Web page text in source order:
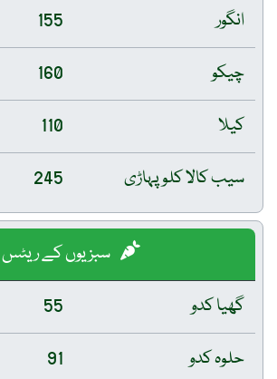
انگور
155
چیکو
160
کیلا
110
سیب کالا کلو پہاڑی
245
سبزیوں کے ریٹس
گھیا کدو
55
حلوہ کدو
91